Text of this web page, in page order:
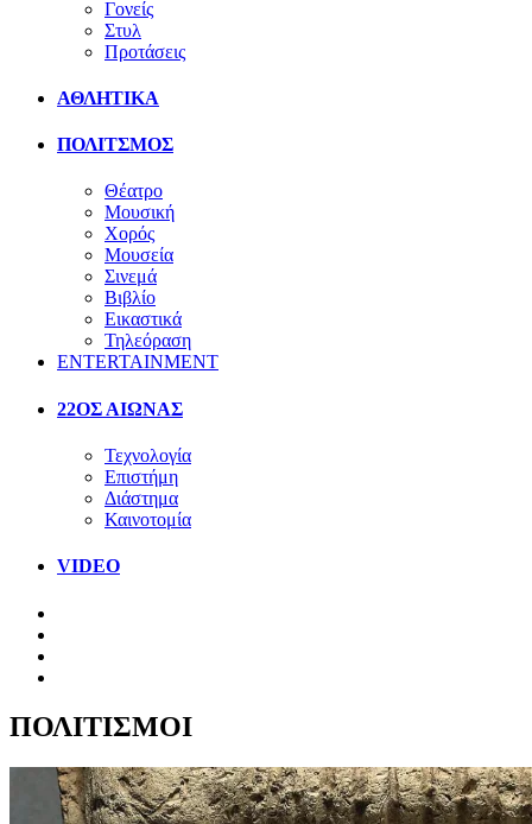
Γονείς
Στυλ
Προτάσεις
ΑΘΛΗΤΙΚΑ
ΠΟΛΙΤΣΜΟΣ
Θέατρο
Μουσική
Χορός
Μουσεία
Σινεμά
Βιβλίο
Εικαστικά
Τηλεόραση
ENTERTAINMENT
22ΟΣ ΑΙΩΝΑΣ
Τεχνολογία
Επιστήμη
Διάστημα
Καινοτομία
VIDEO
ΠΟΛΙΤΙΣΜΟΙ